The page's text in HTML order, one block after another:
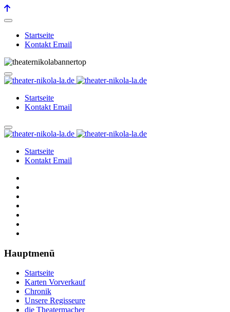
Startseite
Kontakt Email
Startseite
Kontakt Email
Startseite
Kontakt Email
Hauptmenü
Startseite
Karten Vorverkauf
Chronik
Unsere Regisseure
die Theatermacher